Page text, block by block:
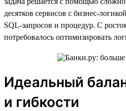
десятков сервисов с бизнес-
SQL-запросов и процедур. С
потребовалось оптимизировать
Идеальный
и гибкости